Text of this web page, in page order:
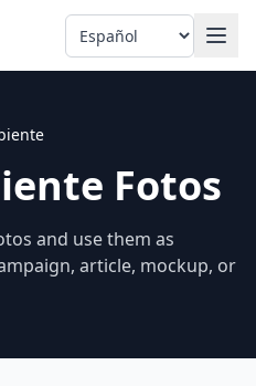
Language
Fotos
and use them as
article, mockup, or